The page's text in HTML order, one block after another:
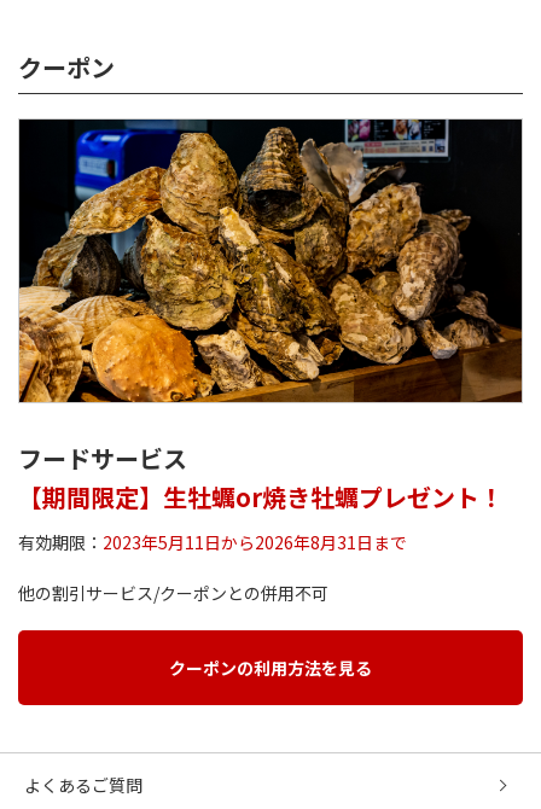
クーポン
フードサービス
【期間限定】生牡蠣or焼き牡蠣プレゼント！
有効期限： 2023年5月11日から2026年8月31日まで
他の割引サービス/クーポンとの併用不可
クーポンの利用方法を見る
よくあるご質問